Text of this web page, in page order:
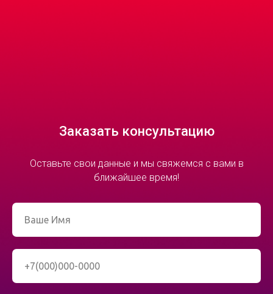
Заказать консультацию
Оставьте свои данные и мы свяжемся c вами в
ближайшее время!